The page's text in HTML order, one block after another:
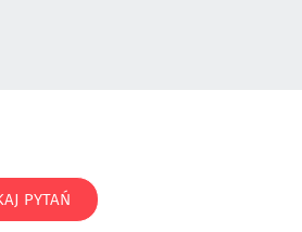
PYTAŃ